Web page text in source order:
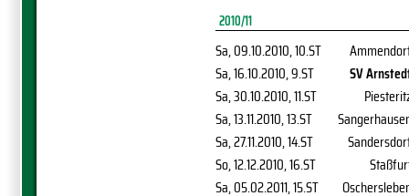
2010/11
Sa, 09.10.2010, 10.ST
Sa, 16.10.2010, 9.ST
SV
Sa, 30.10.2010, 11.ST
Sa, 13.11.2010, 13.ST
Sa, 27.11.2010, 14.ST
So, 12.12.2010, 16.ST
Sa, 05.02.2011, 15.ST